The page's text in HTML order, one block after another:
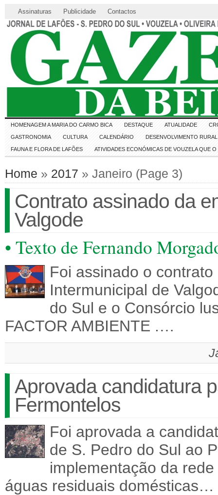
Assinaturas Publicidade Contactos
HOMENAGEM A MARIA DO CARMO BICA DESTAQUE ATUALIDADE
GASTRONOMIA CULTURA CALENDÁRIO DESENVOLVIMENTO RURAL
FAUNA E FLORA DE LAFÕES ATIVIDADES ECONÓMICAS DE VOUZELA QUE
Home » 2017 » Janeiro (Page 3)
Contrato assinado da
Valgode
• Texto de Fernando
Foi assinado o
Intermunicipal de
do Sul e o Consórcio
FACTOR AMBIENTE .…
Aprovada candidatura
Fermontelos
Foi aprovada a
de S. Pedro do Sul ao
implementação da
águas residuais domésticas…